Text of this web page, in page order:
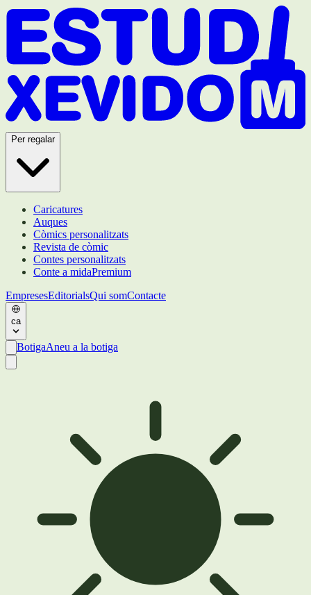
Per regalar
Caricatures
Auques
Còmics personalitzats
Revista de còmic
Contes personalitzats
Conte a midaPremium
EmpresesEditorialsQui somContacte
ca
BotigaAneu a la botiga